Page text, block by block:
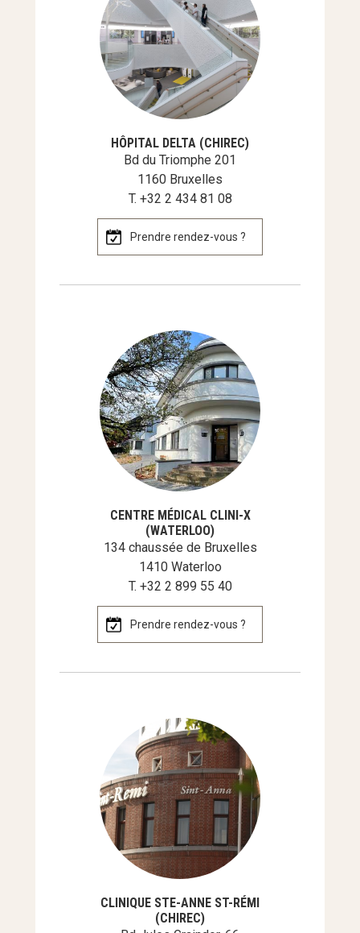
HÔPITAL DELTA (CHIREC)
Bd du Triomphe 201
1160 Bruxelles
T. +32 2 434 81 08
Prendre rendez-vous ?
CENTRE MÉDICAL CLINI-X
(WATERLOO)
134 chaussée de Bruxelles
1410 Waterloo
T. +32 2 899 55 40
Prendre rendez-vous ?
CLINIQUE STE-ANNE ST-RÉMI
(CHIREC)